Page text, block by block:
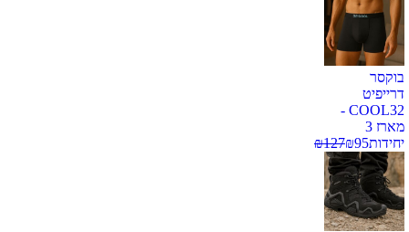
בוקסר
דרייפיט
COOL32 -
מארז 3
יחידות
₪95
₪127